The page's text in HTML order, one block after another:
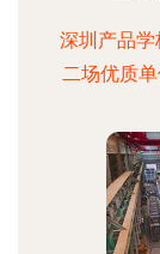
深圳产品学
二场优质